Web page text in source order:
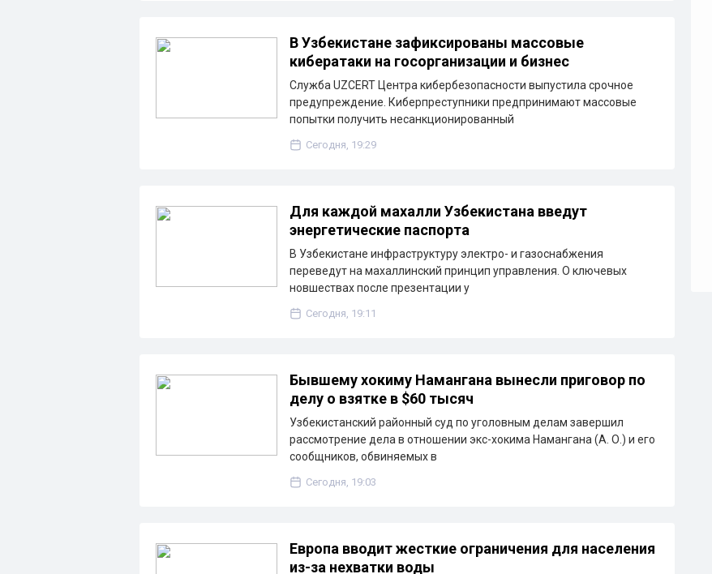
В Узбекистане зафиксированы массовые
кибератаки на госорганизации и бизнес
Служба UZCERT Центра кибербезопасности выпустила срочное
предупреждение. Киберпреступники предпринимают массовые
попытки получить несанкционированный
Сегодня, 19:29
Для каждой махалли Узбекистана введут
энергетические паспорта
В Узбекистане инфраструктуру электро- и газоснабжения
переведут на махаллинский принцип управления. О ключевых
новшествах после презентации у
Сегодня, 19:11
Бывшему хокиму Намангана вынесли приговор по
делу о взятке в $60 тысяч
Узбекистанский районный суд по уголовным делам завершил
рассмотрение дела в отношении экс-хокима Намангана (А. О.) и его
сообщников, обвиняемых в
Сегодня, 19:03
Европа вводит жесткие ограничения для населения
из-за нехватки воды